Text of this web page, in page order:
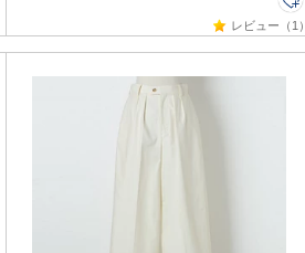
レビュー（1）